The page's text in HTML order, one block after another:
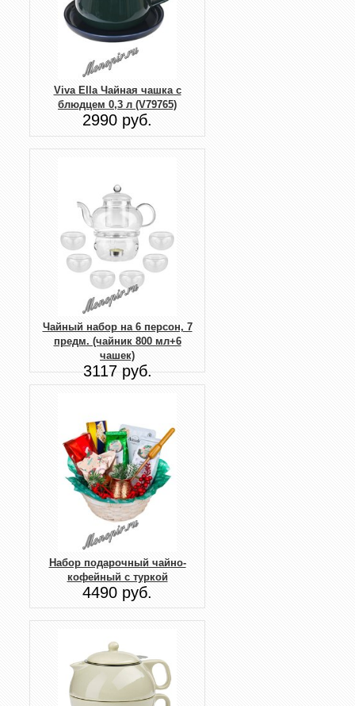
Viva Ella Чайная чашка с
блюдцем 0,3 л (V79765)
2990 руб.
Чайный набор на 6 персон, 7
предм. (чайник 800 мл+6
чашек)
3117 руб.
Набор подарочный чайно-
кофейный с туркой
4490 руб.